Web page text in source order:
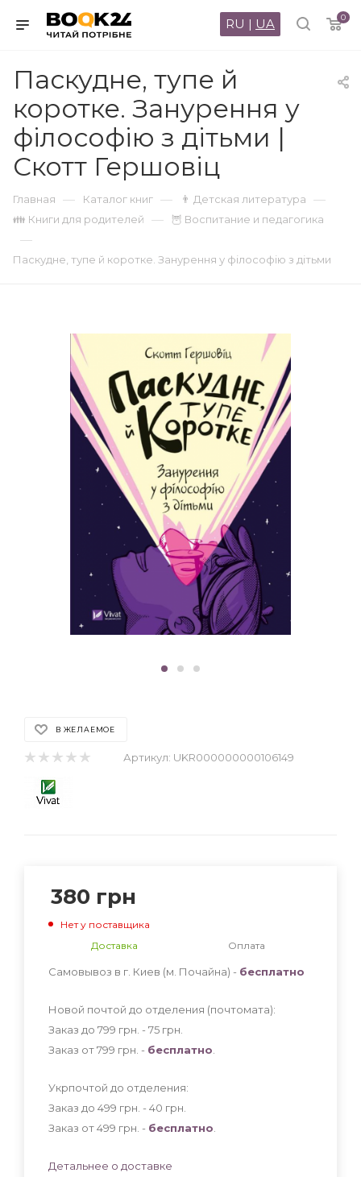
0
RU | UA
Паскудне, тупе й
коротке. Занурення у
філософію з дітьми |
Скотт Гершовіц
Главная — Каталог книг — 👨 Детская литература —
👪 Книги для родителей — 🦉 Воспитание и педагогика
—
Паскудне, тупе й коротке. Занурення у філософію з дітьми
В ЖЕЛАЕМОЕ
Артикул: UKR000000000106149
380 грн
Нет у поставщика
Доставка
Оплата
Самовывоз в г. Киев (м. Почайна) - бесплатно
Новой почтой до отделения (почтомата):
Заказ до 799 грн. - 75 грн
Заказ от 799 грн. - бесплатно
Укрпочтой до отделения:
Заказ до 499 грн. - 40 грн
Заказ от 499 грн. - бесплатно
Детальнее о доставке